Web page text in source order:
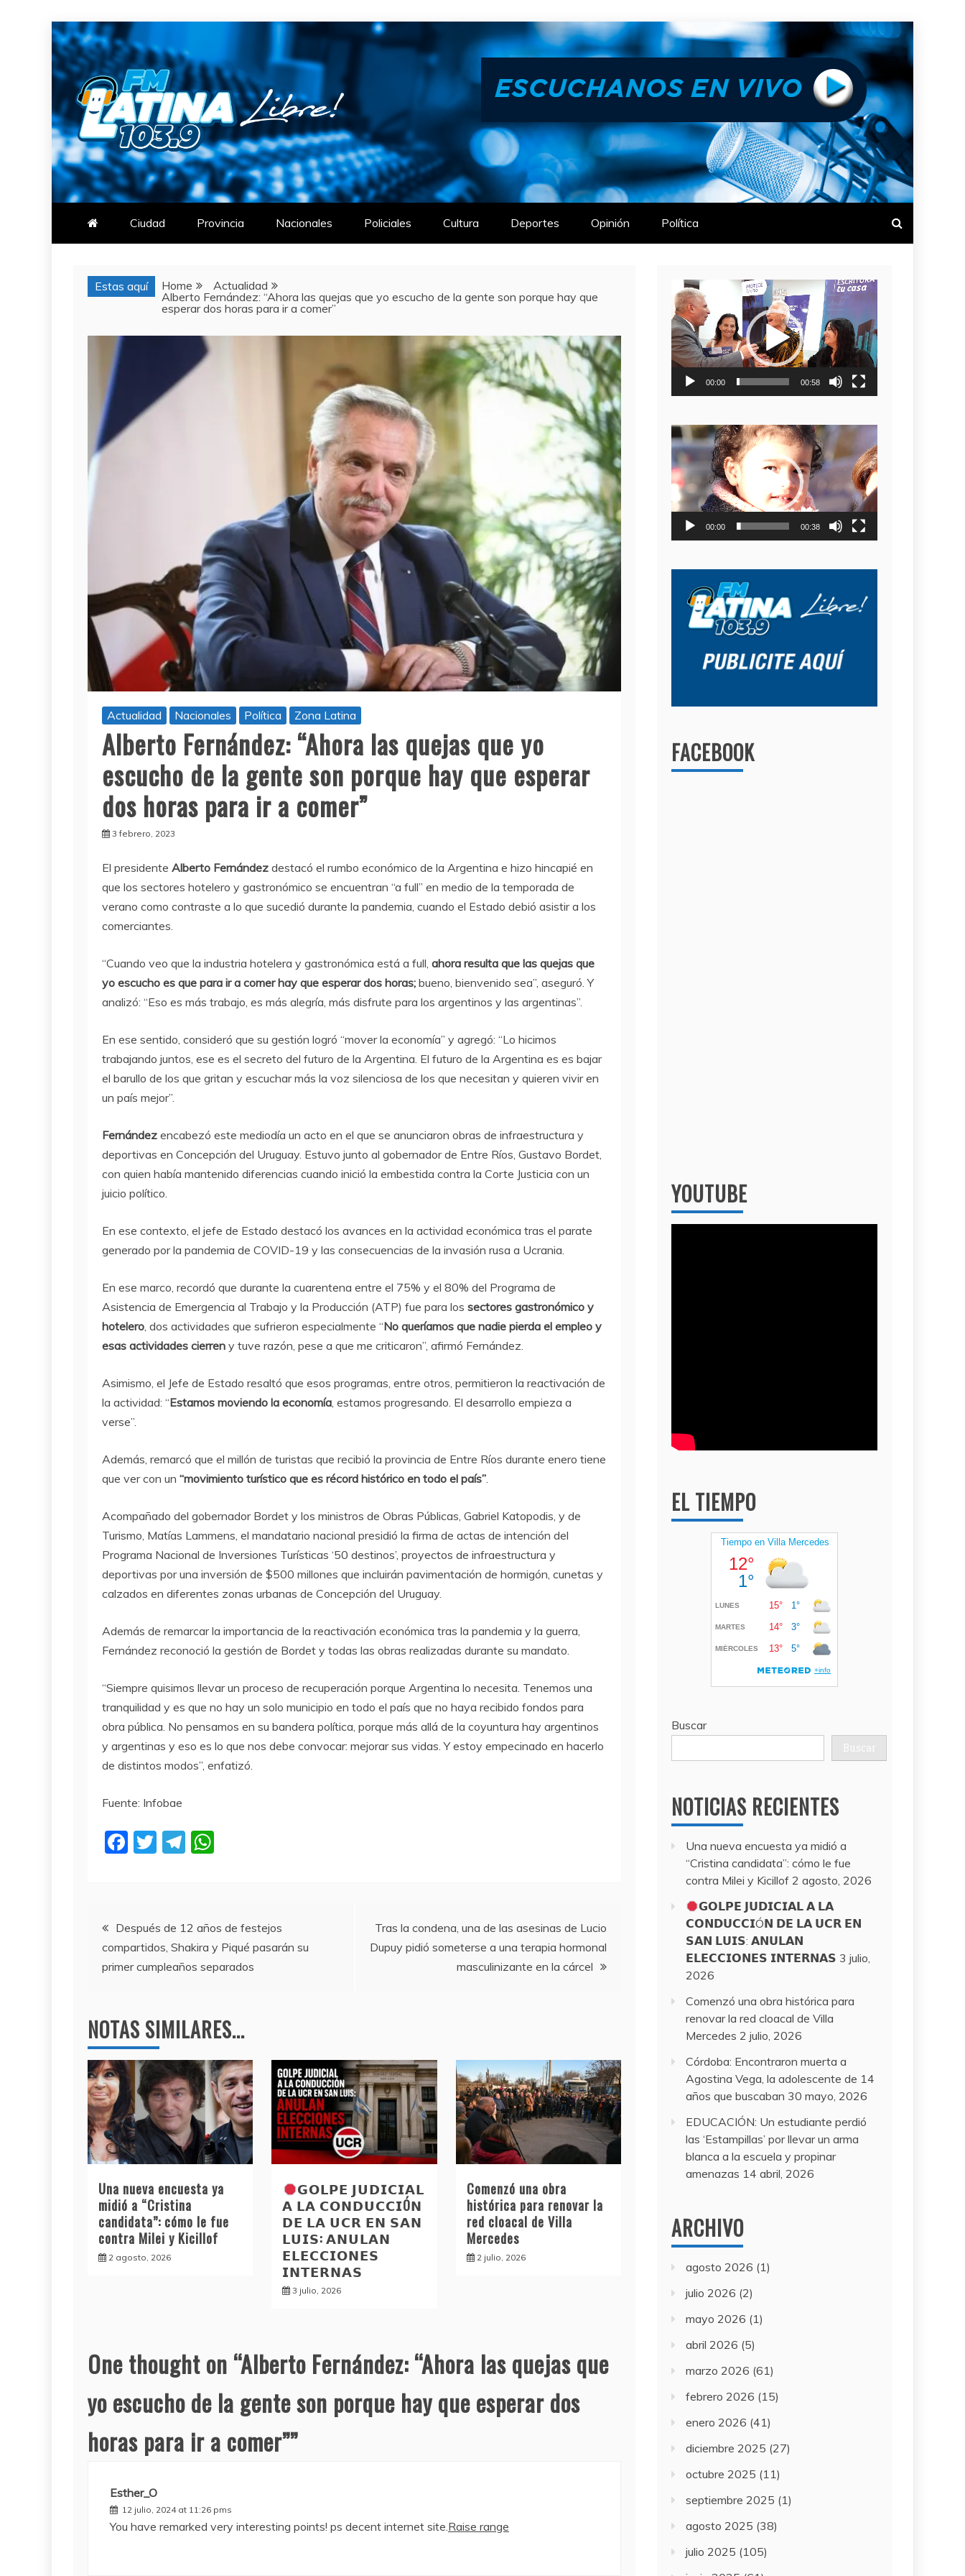
Skip
to
content
FM LATINA
NOTICIAS
Ciudad Provincia Nacionales Policiales Cultura Deportes Opinión Política
Estas aquí Home
Actualidad
Alberto Fernández: “Ahora las quejas que yo escucho de la gente son porque hay que
esperar dos horas para ir a comer”
Actualidad Nacionales Política Zona Latina
Alberto Fernández: “Ahora las quejas que yo
escucho de la gente son porque hay que esperar
dos horas para ir a comer”
3 febrero, 2023
El presidente Alberto Fernández destacó el rumbo económico de la Argentina e hizo hincapié en
que los sectores hotelero y gastronómico se encuentran “a full” en medio de la temporada de
verano como contraste a lo que sucedió durante la pandemia, cuando el Estado debió asistir a los
comerciantes.
“Cuando veo que la industria hotelera y gastronómica está a full, ahora resulta que las quejas que
yo escucho es que para ir a comer hay que esperar dos horas; bueno, bienvenido sea”, aseguró. Y
analizó: “Eso es más trabajo, es más alegría, más disfrute para los argentinos y las argentinas”.
En ese sentido, consideró que su gestión logró “mover la economía” y agregó: “Lo hicimos
trabajando juntos, ese es el secreto del futuro de la Argentina. El futuro de la Argentina es es bajar
el barullo de los que gritan y escuchar más la voz silenciosa de los que necesitan y quieren vivir en
un país mejor”.
Fernández encabezó este mediodía un acto en el que se anunciaron obras de infraestructura y
deportivas en Concepción del Uruguay. Estuvo junto al gobernador de Entre Ríos, Gustavo Bordet,
con quien había mantenido diferencias cuando inició la embestida contra la Corte Justicia con un
juicio político.
En ese contexto, el jefe de Estado destacó los avances en la actividad económica tras el parate
generado por la pandemia de COVID-19 y las consecuencias de la invasión rusa a Ucrania.
En ese marco, recordó que durante la cuarentena entre el 75% y el 80% del Programa de
Asistencia de Emergencia al Trabajo y la Producción (ATP) fue para los sectores gastronómico y
hotelero, dos actividades que sufrieron especialmente “No queríamos que nadie pierda el empleo y
esas actividades cierren y tuve razón, pese a que me criticaron”, afirmó Fernández.
Asimismo, el Jefe de Estado resaltó que esos programas, entre otros, permitieron la reactivación de
la actividad: “Estamos moviendo la economía, estamos progresando. El desarrollo empieza a
verse”.
Además, remarcó que el millón de turistas que recibió la provincia de Entre Ríos durante enero tiene
que ver con un “movimiento turístico que es récord histórico en todo el país”.
Acompañado del gobernador Bordet y los ministros de Obras Públicas, Gabriel Katopodis, y de
Turismo, Matías Lammens, el mandatario nacional presidió la firma de actas de intención del
Programa Nacional de Inversiones Turísticas ‘50 destinos’, proyectos de infraestructura y
deportivas por una inversión de $500 millones que incluirán pavimentación de hormigón, cunetas y
calzados en diferentes zonas urbanas de Concepción del Uruguay.
Además de remarcar la importancia de la reactivación económica tras la pandemia y la guerra,
Fernández reconoció la gestión de Bordet y todas las obras realizadas durante su mandato.
“Siempre quisimos llevar un proceso de recuperación porque Argentina lo necesita. Tenemos una
tranquilidad y es que no hay un solo municipio en todo el país que no haya recibido fondos para
obra pública. No pensamos en su bandera política, porque más allá de la coyuntura hay argentinos
y argentinas y eso es lo que nos debe convocar: mejorar sus vidas. Y estoy empecinado en hacerlo
de distintos modos”, enfatizó.
Fuente: Infobae
F
b
o
o
T
T
a
m
A
p
p
Navegación
de
Después de 12 años de festejos
compartidos, Shakira y Piqué pasarán su
primer cumpleaños separados
Tras la condena, una de las asesinas de Lucio
Dupuy pidió someterse a una terapia hormonal
masculinizante en la cárcel
NOTAS SIMILARES...
Una nueva encuesta ya
midió a “Cristina
candidata”: cómo le fue
contra Milei y Kicillof
2 agosto, 2026
𝗚𝗢𝗟𝗣𝗘 𝗝𝗨𝗗𝗜𝗖𝗜𝗔𝗟
𝗔 𝗟𝗔 𝗖𝗢𝗡𝗗𝗨𝗖𝗖𝗜Ó𝗡
𝗗𝗘 𝗟𝗔 𝗨𝗖𝗥 𝗘𝗡 𝗦𝗔𝗡
𝗟𝗨𝗜𝗦: 𝗔𝗡𝗨𝗟𝗔𝗡
𝗘𝗟𝗘𝗖𝗖𝗜𝗢𝗡𝗘𝗦
𝗜𝗡𝗧𝗘𝗥𝗡𝗔𝗦
3 julio, 2026
Comenzó una obra
histórica para renovar la
red cloacal de Villa
Mercedes
2 julio, 2026
One thought on “Alberto Fernández: “Ahora las quejas que
yo escucho de la gente son porque hay que esperar dos
horas para ir a comer””
Esther_O
12 julio, 2024 at 11:26 pms
You have remarked very interesting points! ps decent internet site.Raise range
Reproductor
de
video
00:00 00:58
Reproductor
de
video
00:00 00:38
FACEBOOK
YOUTUBE
EL TIEMPO
Buscar
Buscar
NOTICIAS RECIENTES
Una nueva encuesta ya midió a
“Cristina candidata”: cómo le fue
contra Milei y Kicillof 2 agosto, 2026
𝗚𝗢𝗟𝗣𝗘 𝗝𝗨𝗗𝗜𝗖𝗜𝗔𝗟 𝗔 𝗟𝗔
𝗖𝗢𝗡𝗗𝗨𝗖𝗖𝗜Ó𝗡 𝗗𝗘 𝗟𝗔 𝗨𝗖𝗥 𝗘𝗡
𝗦𝗔𝗡 𝗟𝗨𝗜𝗦: 𝗔𝗡𝗨𝗟𝗔𝗡
𝗘𝗟𝗘𝗖𝗖𝗜𝗢𝗡𝗘𝗦 𝗜𝗡𝗧𝗘𝗥𝗡𝗔𝗦 3 julio,
2026
Comenzó una obra histórica para
renovar la red cloacal de Villa
Mercedes 2 julio, 2026
Córdoba: Encontraron muerta a
Agostina Vega, la adolescente de 14
años que buscaban 30 mayo, 2026
EDUCACIÓN: Un estudiante perdió
las ‘Estampillas’ por llevar un arma
blanca a la escuela y propinar
amenazas 14 abril, 2026
ARCHIVO
agosto 2026 (1)
julio 2026 (2)
mayo 2026 (1)
abril 2026 (5)
marzo 2026 (61)
febrero 2026 (15)
enero 2026 (41)
diciembre 2025 (27)
octubre 2025 (11)
septiembre 2025 (1)
agosto 2025 (38)
julio 2025 (105)